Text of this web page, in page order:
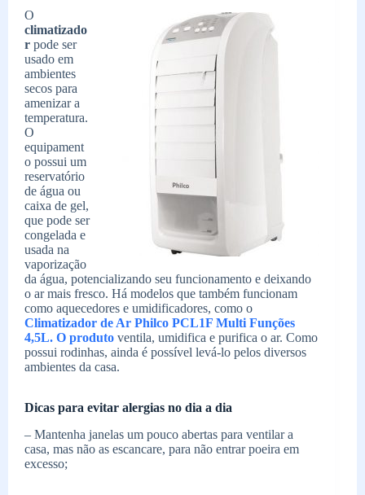
O
climatizado
r pode ser
usado em
ambientes
secos para
amenizar a
temperatura.
O
equipament
o possui um
reservatório
de água ou
caixa de gel,
que pode ser
congelada e
usada na
vaporização
da água, potencializando seu funcionamento e deixando
o ar mais fresco. Há modelos que também funcionam
como aquecedores e umidificadores, como o
Climatizador de Ar Philco PCL1F Multi Funções
4,5L. O produto ventila, umidifica e purifica o ar. Como
possui rodinhas, ainda é possível levá-lo pelos diversos
ambientes da casa.
Dicas para evitar alergias no dia a dia
– Mantenha janelas um pouco abertas para ventilar a
casa, mas não as escancare, para não entrar poeira em
excesso;